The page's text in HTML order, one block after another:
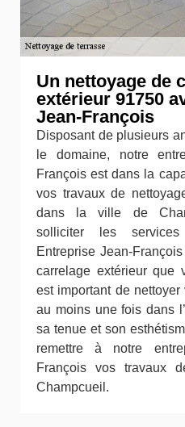
Un nettoyage de
extérieur 91750
Jean-François
Disposant de plusieurs
le domaine, notre
François est dans la
vos travaux de
dans la ville de
solliciter les
Entreprise Jean-
carrelage extérieur que
est important de
au moins une fois dans
sa tenue et son
remettre à notre
François vos travaux
Champcueil.